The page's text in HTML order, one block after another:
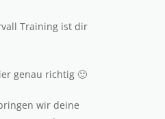
Training ist dir
genau richtig 🙂
wir deine